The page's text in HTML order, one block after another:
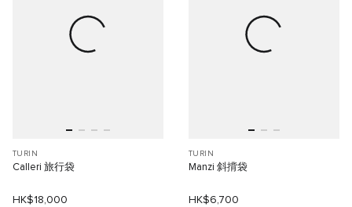
TURIN
Calleri 旅行袋
HK$18,000
TURIN
Manzi 斜揹袋
HK$6,700